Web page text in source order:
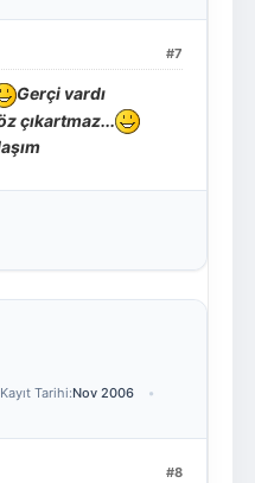
#7
Gerçi vardı
çıkartmaz...
Kayıt Tarihi:Nov 2006
#8